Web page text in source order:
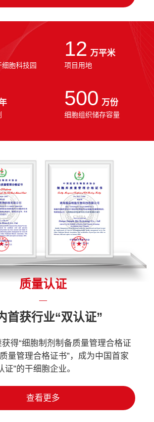
胞科技园
12 万平米
项目用地
500 万份
细胞组织储存容量
质量认证
首获行业“双认证”
得“细胞制剂制备质量管理合格证
量管理合格证书”，成为中国首家
证”的干细胞企业。
查看更多